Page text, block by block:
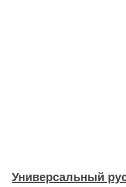
Универсальный